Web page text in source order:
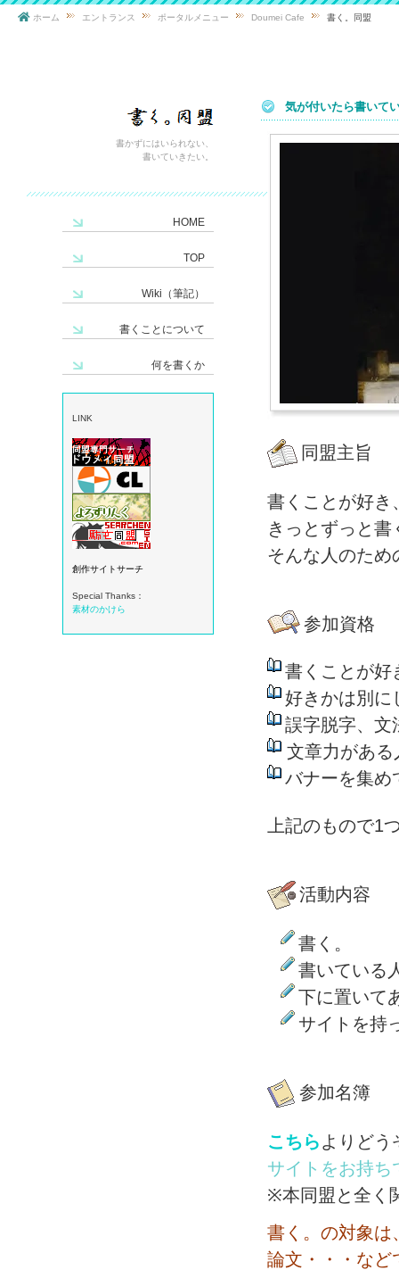
ホーム エントランス ポータルメニュー Doumei Cafe 書く。同盟
書かずにはいられない、
書いていきたい。
HOME
TOP
Wiki（筆記）
書くことについて
何を書くか
LINK
創作サイトサーチ
Special Thanks：
素材のかけら
気が付いたら書いて
同盟主旨
書くことが好き
きっとずっと
そんな人のため
参加資格
書くことが好
好きかは別に
誤字脱字、文
文章力がある
バナーを集め
上記のもので1
活動内容
書く。
書いている
下に置いて
サイトを持
参加名簿
こちら よりどう
サイトをお持ち
※本同盟と全く
書く。の対象は
論文・・・など